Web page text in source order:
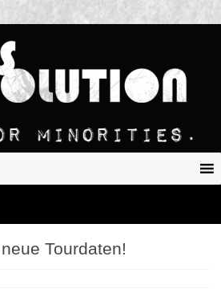
Tourdaten!